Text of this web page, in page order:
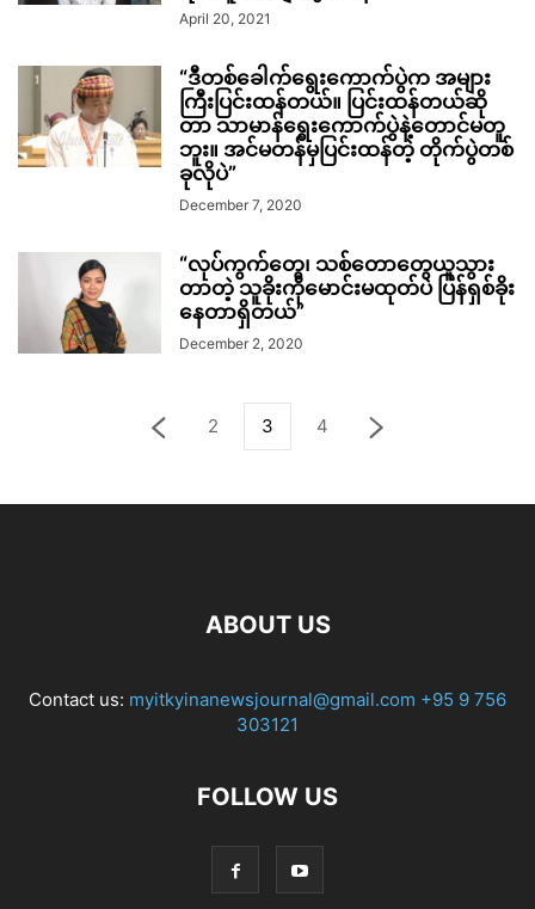
April 20, 2021
“ဒီတစ်ခေါက်ရွေးကောက်ပွဲက အများ
ကြီးပြင်းထန်တယ်။ ပြင်းထန်တယ်ဆို
တာ သာမာန်ရွေးကောက်ပွဲနဲ့တောင်မတူ
ဘူး။ အင်မတန်မှပြင်းထန်တဲ့ တိုက်ပွဲတစ်
ခုလိုပဲ”
December 7, 2020
“လုပ်ကွက်တွေ၊ သစ်တောတွေယူသွား
တာတဲ့ သူခိုးကိုမောင်းမထုတ်ပဲ ပြန်ရှစ်ခိုး
နေတာရှိတယ်”
December 2, 2020
2 3 4
ABOUT US
Contact us: myitkyinanewsjournal@gmail.com +95 9 756
303121
FOLLOW US